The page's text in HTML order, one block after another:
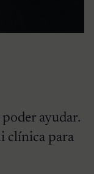
ayudar.
clínica para